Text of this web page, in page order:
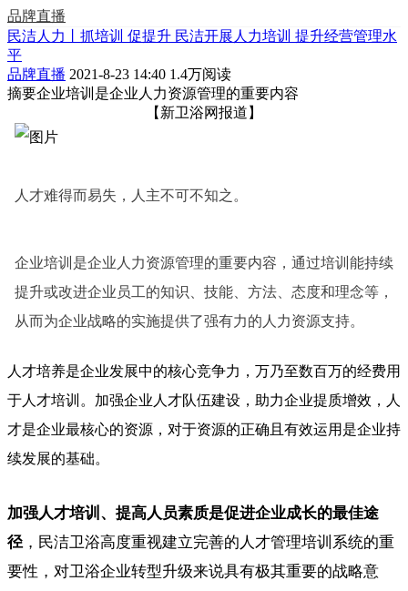
品牌直播
民洁人力丨抓培训 促提升 民洁开展人力培训 提升经营管理水
平
品牌直播 2021-8-23 14:40 1.4万阅读
摘要企业培训是企业人力资源管理的重要内容
【新卫浴网报道】
人才难得而易失，人主不可不知之。
企业培训是企业人力资源管理的重要内容，通过培训能持续
提升或改进企业员工的知识、技能、方法、态度和理念等，
从而为企业战略的实施提供了强有力的人力资源支持。
人才培养是企业发展中的核心竞争力，万乃至数百万的经费用
于人才培训。加强企业人才队伍建设，助力企业提质增效，人
才是企业最核心的资源，对于资源的正确且有效运用是企业持
续发展的基础。
加强人才培训、提高人员素质是促进企业成长的最佳途
径，民洁卫浴高度重视建立完善的人才管理培训系统的重
要性，对卫浴企业转型升级来说具有极其重要的战略意